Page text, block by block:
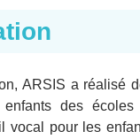
ARSIS a réalisé
des
vocal pour les